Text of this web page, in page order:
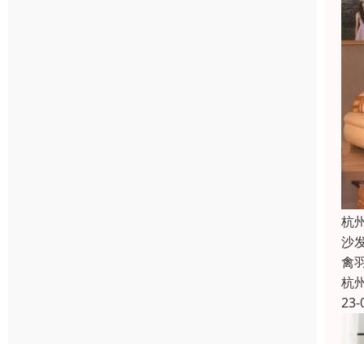
杭
沙
禽
杭
23-